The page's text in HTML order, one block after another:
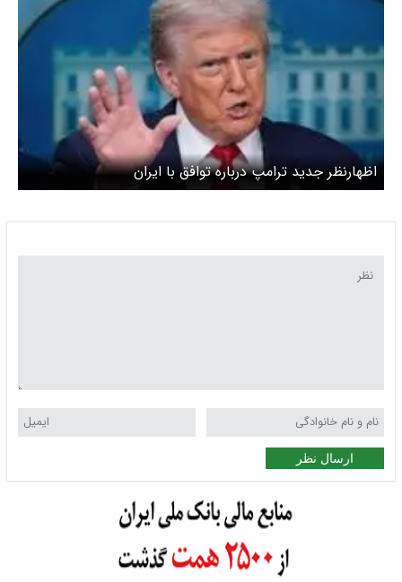
اظهارنظر جدید ترامپ درباره توافق با ایران
ارسال نظر